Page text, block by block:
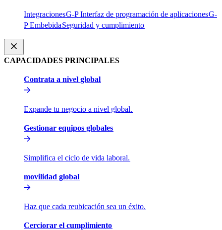
Integraciones​​G-P Interfaz de programación de aplicaciones​​G-
P Embebida​​Seguridad y cumplimiento​​
CAPACIDADES PRINCIPALES​​
Contrata a nivel global​​
Expande tu negocio a nivel global.​​
Gestionar equipos globales​​
Simplifica el ciclo de vida laboral.​​
movilidad global​​
Haz que cada reubicación sea un éxito.​​
Cerciorar el cumplimiento​​